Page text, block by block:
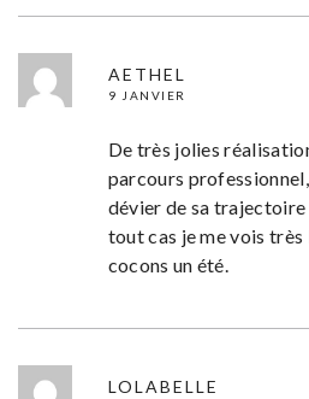
AETHEL
9 JANVIER
De très jolies
parcours
dévier de sa trajectoire
tout cas je me vois très
cocons un été.
LOLABELLE